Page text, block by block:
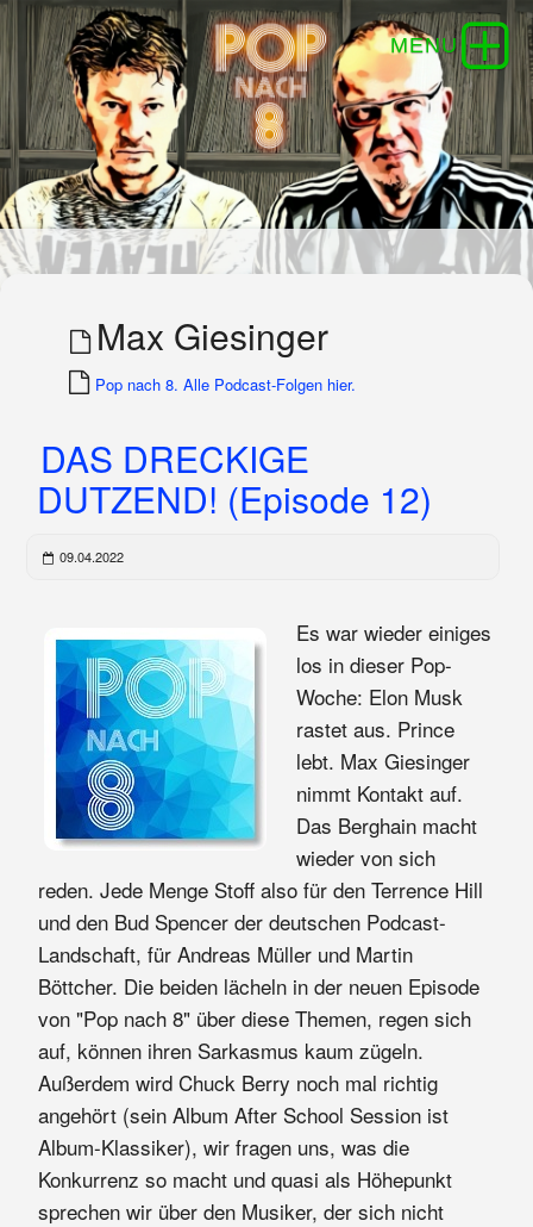
Max Giesinger
Pop nach 8. Alle Podcast-Folgen hier.
DAS DRECKIGE
DUTZEND! (Episode 12)
09.04.2022
Es war wieder einiges
los in dieser Pop-
Woche: Elon Musk
rastet aus. Prince
lebt. Max Giesinger
nimmt Kontakt auf.
Das Berghain macht
wieder von sich
reden. Jede Menge Stoff also für den Terrence Hill
und den Bud Spencer der deutschen Podcast-
Landschaft, für Andreas Müller und Martin
Böttcher. Die beiden lächeln in der neuen Episode
von "Pop nach 8" über diese Themen, regen sich
auf, können ihren Sarkasmus kaum zügeln.
Außerdem wird Chuck Berry noch mal richtig
angehört (sein Album After School Session ist
Album-Klassiker), wir fragen uns, was die
Konkurrenz so macht und quasi als Höhepunkt
sprechen wir über den Musiker, der sich nicht